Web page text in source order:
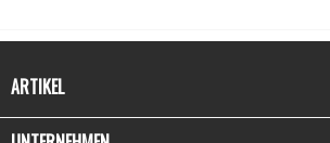
ARTIKEL